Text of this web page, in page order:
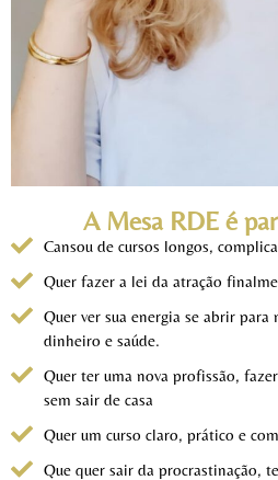
A Mesa RDE é
Cansou de cursos longos,
Quer fazer a lei da atração
Quer ver sua energia se abrir
dinheiro e saúde.
Quer ter uma nova profissão,
sem sair de casa
Quer um curso claro, prático e
Que quer sair da procrastinação,